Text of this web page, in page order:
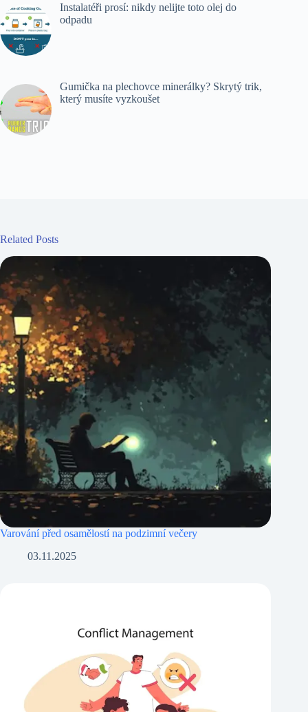
Instalatéři prosí: nikdy nelijte toto olej do
odpadu
Gumička na plechovce minerálky? Skrytý trik,
který musíte vyzkoušet
Related Posts
Varování před osamělostí na podzimní večery
03.11.2025